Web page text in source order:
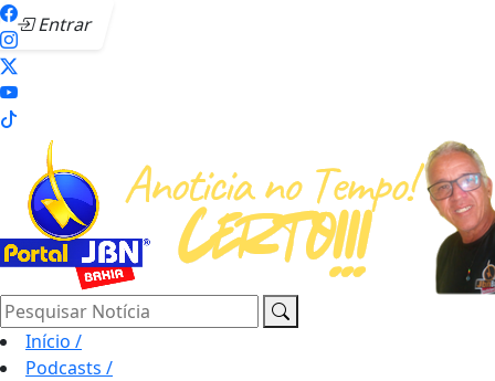
Entrar
Pesquisar Notícia
Início /
Podcasts /